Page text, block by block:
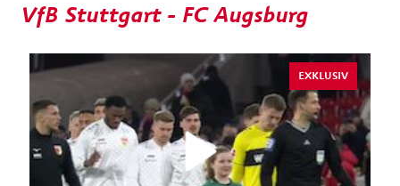
VfB Stuttgart - FC Augsburg
EXKLUSIV